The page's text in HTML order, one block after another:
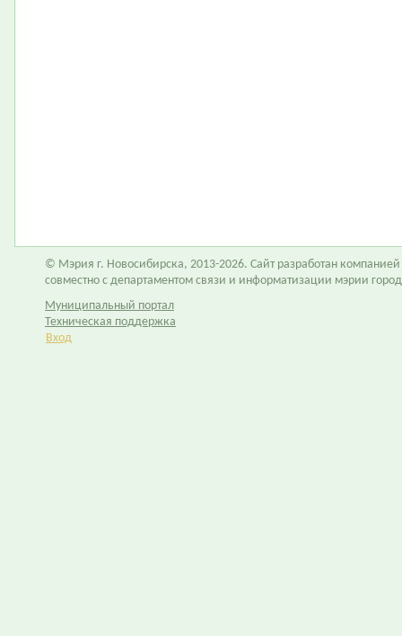
© Мэрия г. Новосибирска, 2013-2026. Сайт разработан компанией
совместно с департаментом связи и информатизации мэрии
Муниципальный портал
Техническая поддержка
Вход